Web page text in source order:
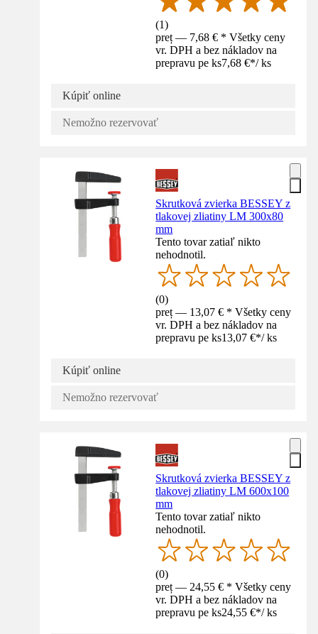
(1)
preț — 7,68 € * Všetky ceny
vr. DPH a bez nákladov na
prepravu pe ks7,68 €*/ ks
Kúpiť online
Nemožno rezervovať
Skrutková zvierka BESSEY z
tlakovej zliatiny LM 300x80
mm
Tento tovar zatiaľ nikto
nehodnotil.
(0)
preț — 13,07 € * Všetky ceny
vr. DPH a bez nákladov na
prepravu pe ks13,07 €*/ ks
Kúpiť online
Nemožno rezervovať
Skrutková zvierka BESSEY z
tlakovej zliatiny LM 600x100
mm
Tento tovar zatiaľ nikto
nehodnotil.
(0)
preț — 24,55 € * Všetky ceny
vr. DPH a bez nákladov na
prepravu pe ks24,55 €*/ ks